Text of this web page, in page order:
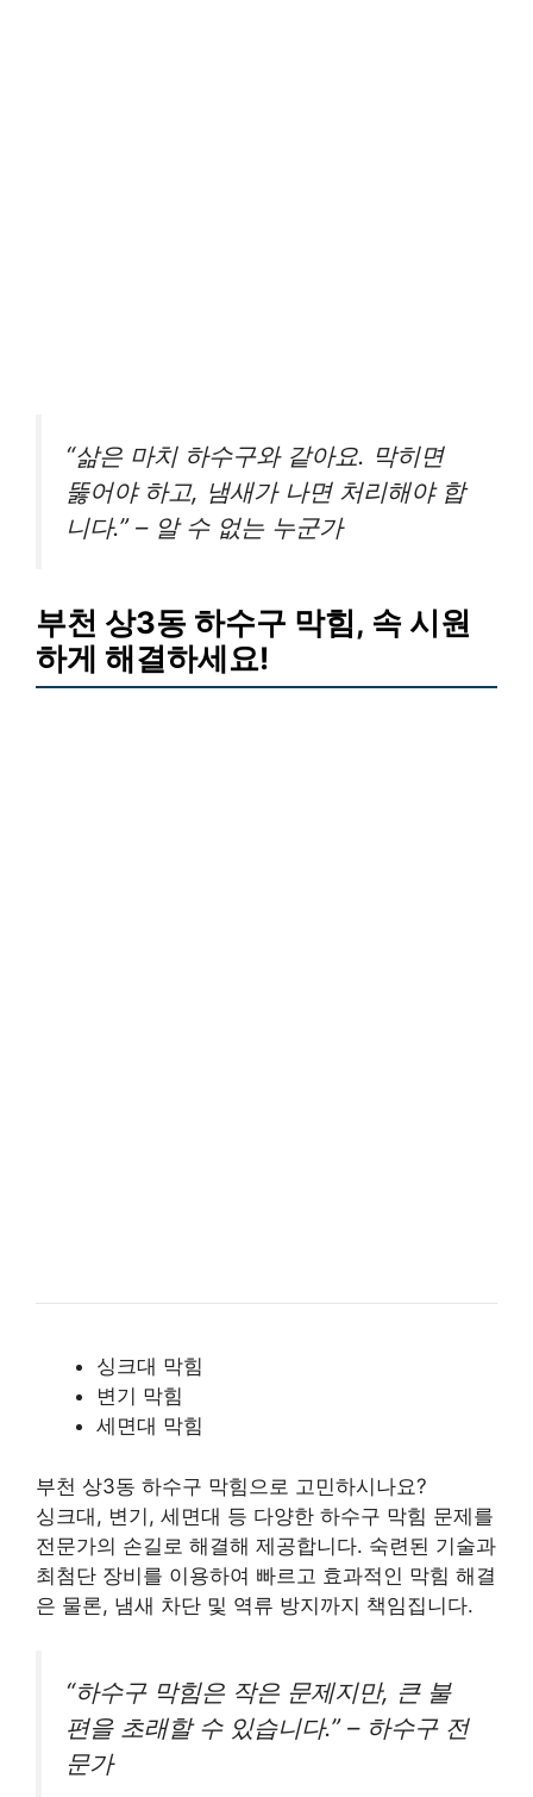
“삶은 마치 하수구와 같아요. 막히면
뚫어야 하고, 냄새가 나면 처리해야 합
니다.” – 알 수 없는 누군가
부천 상3동 하수구 막힘, 속 시원
하게 해결하세요!
싱크대 막힘
변기 막힘
세면대 막힘
부천 상3동 하수구 막힘으로 고민하시나요?
싱크대, 변기, 세면대 등 다양한 하수구 막힘 문제를
전문가의 손길로 해결해 제공합니다. 숙련된 기술과
최첨단 장비를 이용하여 빠르고 효과적인 막힘 해결
은 물론, 냄새 차단 및 역류 방지까지 책임집니다.
“하수구 막힘은 작은 문제지만, 큰 불
편을 초래할 수 있습니다.” – 하수구 전
문가